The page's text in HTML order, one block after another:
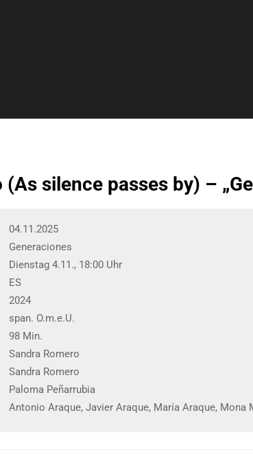
silence passes by) –
04.11.2025
Generaciones
Dienstag 4.11., 18:00 Uhr
ES
2024
span. O.m.e.U.
98 Min.
Sandra Romero
Sandra Romero
Paloma Peñarrubia
Antonio Araque, Javier Araque, María Araque, Mona